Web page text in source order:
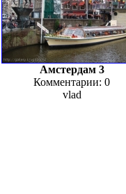
Амстердам 3
Комментарии: 0
vlad